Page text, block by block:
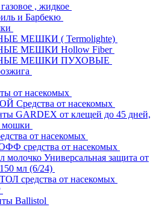
, жидкое
и Барбекю
МЕШКИ ( Termolighte)
МЕШКИ Hollow Fiber
МЕШКИ ПУХОВЫЕ
от насекомых
Средства от насекомых
GARDEX от клещей до 45 дней,
мошки
от насекомых
средства от насекомых
молочко Универсальная защита от
мл (6/24)
средства от насекомых
Ballistol